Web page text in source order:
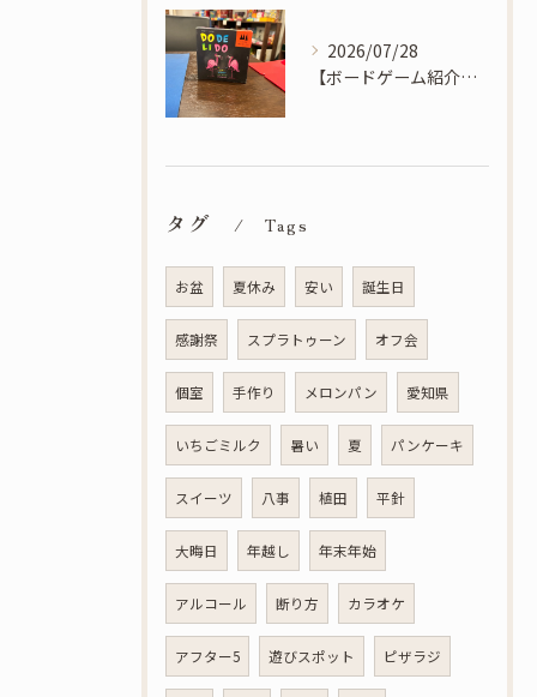
2026/07/28
【ボードゲーム紹介】ドデリド - 素早く正しく一番多いモノを宣言しよう！ドデリド！
タグ Tags
お盆 夏休み 安い 誕生日
感謝祭 スプラトゥーン オフ会
個室 手作り メロンパン 愛知県
いちごミルク 暑い 夏 パンケーキ
スイーツ 八事 植田 平針
大晦日 年越し 年末年始
アルコール 断り方 カラオケ
アフター5 遊びスポット ピザラジ